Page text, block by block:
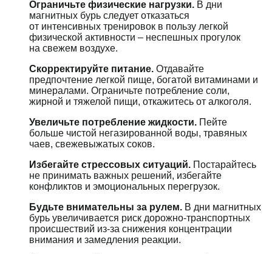
Ограничьте физические нагрузки. В дни
магнитных бурь следует отказаться
от интенсивных тренировок в пользу легкой
физической активности – неспешных прогулок
на свежем воздухе.
Скорректируйте питание. Отдавайте
предпочтение легкой пище, богатой витаминами и
минералами. Ограничьте потребление соли,
жирной и тяжелой пищи, откажитесь от алкоголя.
Увеличьте потребление жидкости. Пейте
больше чистой негазированной воды, травяных
чаев, свежевыжатых соков.
Избегайте стрессовых ситуаций. Постарайтесь
не принимать важных решений, избегайте
конфликтов и эмоциональных перегрузок.
Будьте внимательны за рулем. В дни магнитных
бурь увеличивается риск дорожно-транспортных
происшествий из-за снижения концентрации
внимания и замедления реакции.